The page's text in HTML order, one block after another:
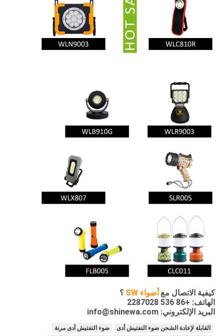
كيفية الاتصال مع أضواء SW
؟
الهاتف: +86 536 2287028
البريد الإلكتروني: info@shinewa.com
القابلة لإعادة الشحن ضوء التفتيش أدى
ضوء التفتيش أدى مرنة